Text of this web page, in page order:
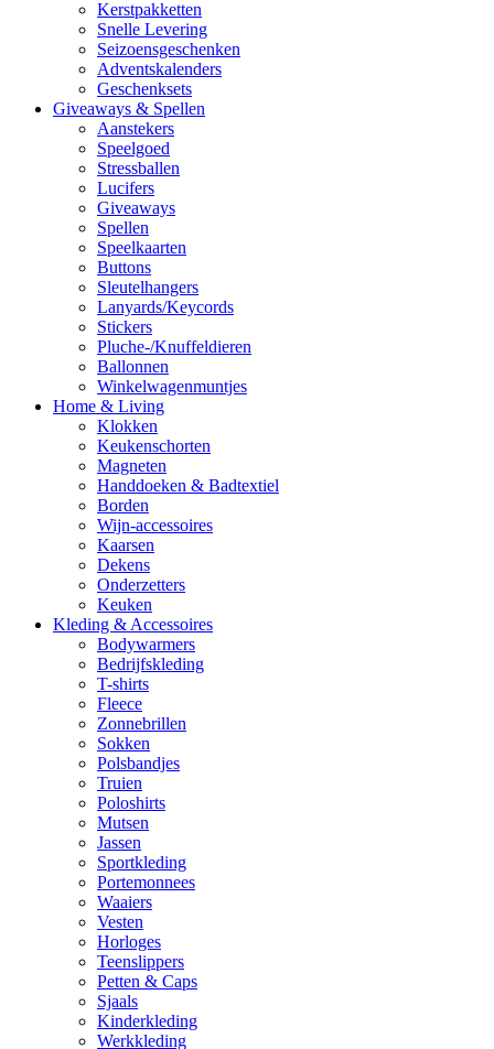
Kerstpakketten
Snelle Levering
Seizoensgeschenken
Adventskalenders
Geschenksets
Giveaways & Spellen
Aanstekers
Speelgoed
Stressballen
Lucifers
Giveaways
Spellen
Speelkaarten
Buttons
Sleutelhangers
Lanyards/Keycords
Stickers
Pluche-/Knuffeldieren
Ballonnen
Winkelwagenmuntjes
Home & Living
Klokken
Keukenschorten
Magneten
Handdoeken & Badtextiel
Borden
Wijn-accessoires
Kaarsen
Dekens
Onderzetters
Keuken
Kleding & Accessoires
Bodywarmers
Bedrijfskleding
T-shirts
Fleece
Zonnebrillen
Sokken
Polsbandjes
Truien
Poloshirts
Mutsen
Jassen
Sportkleding
Portemonnees
Waaiers
Vesten
Horloges
Teenslippers
Petten & Caps
Sjaals
Kinderkleding
Werkkleding